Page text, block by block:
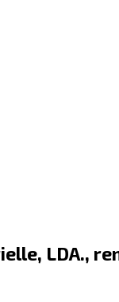
LDA.,